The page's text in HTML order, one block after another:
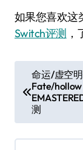
如果您喜欢这
Switch评测
章
命运/虚空
Fate/
测